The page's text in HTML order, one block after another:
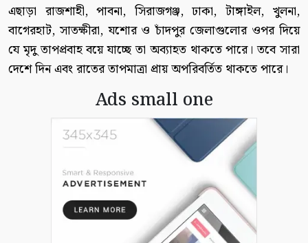
এছাড়া রাজশাহী, পাবনা, সিরাজগঞ্জ, ঢাকা, টাঙ্গাইল, খুলনা,
বাগেরহাট, সাতক্ষীরা, যশোর ও চাঁদপুর জেলাগুলোর ওপর দিয়ে
যে মৃদু তাপপ্রবাহ বয়ে যাচ্ছে তা অব্যাহত থাকতে পারে। তবে সারা
দেশে দিন এবং রাতের তাপমাত্রা প্রায় অপরিবর্তিত থাকতে পারে।
Ads small one